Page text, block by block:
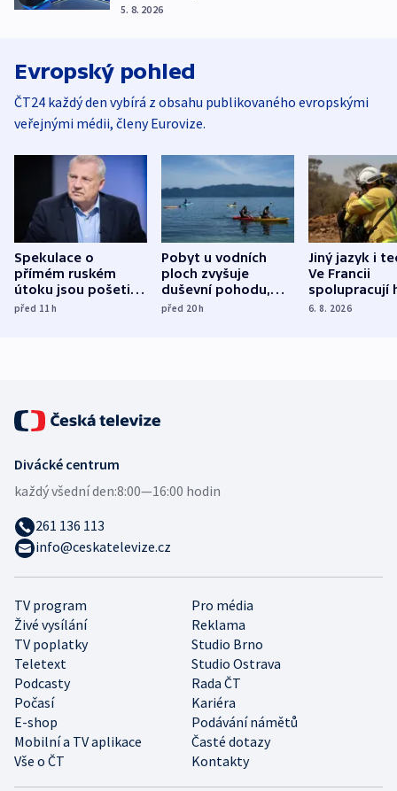
5. 8. 2026
Evropský pohled
ČT24 každý den vybírá z obsahu publikovaného evropskými
veřejnými médii, členy Eurovize.
Spekulace o
přímém ruském
útoku jsou pošetilé,
míní estonský
před 11h
Pobyt u vodních
ploch zvyšuje
duševní pohodu,
ukázala
před 20h
Jiný jazyk i
Ve Francii
spolupracují
různých zemí
6. 8. 2026
TV program
Pro média
Živé vysílání
Reklama
TV poplatky
Studio Brno
Teletext
Studio Ostrava
Podcasty
Rada ČT
Počasí
Kariéra
E-shop
Podávání námětů
Mobilní a TV aplikace
Časté dotazy
Vše o ČT
Kontakty
Divácké centrum
každý všední den:8:00—16:00 hodin
261 136 113
info@ceskatelevize.cz